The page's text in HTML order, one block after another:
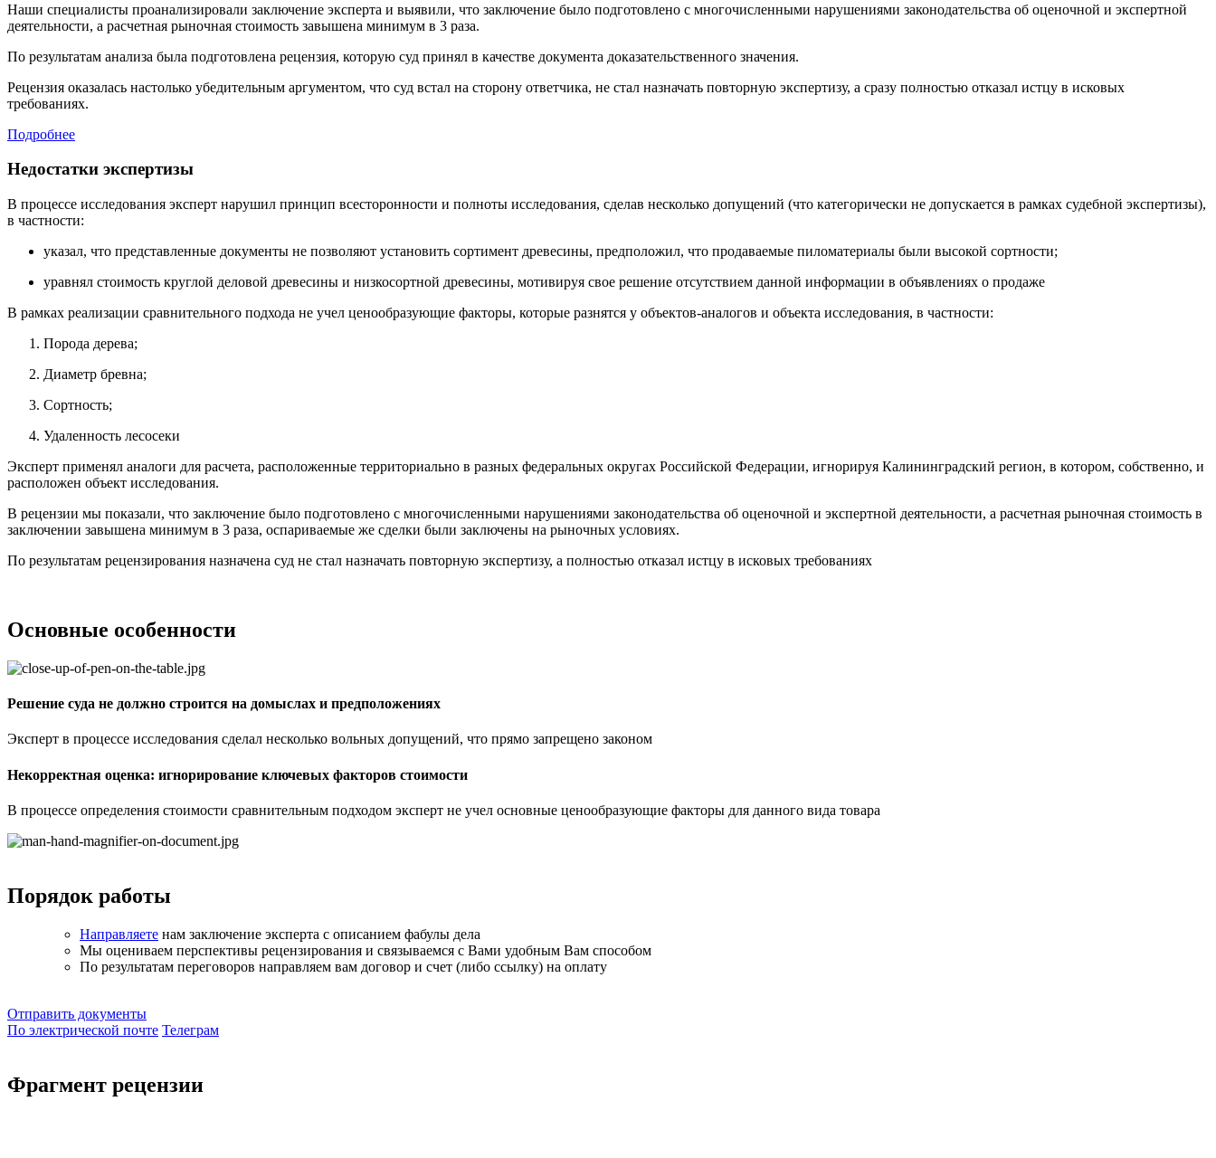
Наши специалисты проанализировали заключение эксперта и выявили, что заключение было подготовлено с многочисленными нарушениями законодательства об оценочной и экспертной
деятельности, а расчетная рыночная стоимость завышена минимум в 3 раза.
По результатам анализа была подготовлена рецензия, которую суд принял в качестве документа доказательственного значения.
Рецензия оказалась настолько убедительным аргументом, что суд встал на сторону ответчика, не стал назначать повторную экспертизу, а сразу полностью отказал истцу в исковых
требованиях.
Подробнее
Недостатки экспертизы
В процессе исследования эксперт нарушил принцип всесторонности и полноты исследования, сделав несколько допущений (что категорически не допускается в рамках судебной экспертизы),
в частности:
указал, что представленные документы не позволяют установить сортимент древесины, предположил, что продаваемые пиломатериалы были высокой сортности;
уравнял стоимость круглой деловой древесины и низкосортной древесины, мотивируя свое решение отсутствием данной информации в объявлениях о продаже
В рамках реализации сравнительного подхода не учел ценообразующие факторы, которые разнятся у объектов-аналогов и объекта исследования, в частности:
Порода дерева;
Диаметр бревна;
Сортность;
Удаленность лесосеки
Эксперт применял аналоги для расчета, расположенные территориально в разных федеральных округах Российской Федерации, игнорируя Калининградский регион, в котором, собственно, и
расположен объект исследования.
В рецензии мы показали, что заключение было подготовлено с многочисленными нарушениями законодательства об оценочной и экспертной деятельности, а расчетная рыночная стоимость в
заключении завышена минимум в 3 раза, оспариваемые же сделки были заключены на рыночных условиях.
По результатам рецензирования назначена суд не стал назначать повторную экспертизу, а полностью отказал истцу в исковых требованиях
Основные особенности
Решение суда не должно строится на домыслах и предположениях
Эксперт в процессе исследования сделал несколько вольных допущений, что прямо запрещено законом
Некорректная оценка: игнорирование ключевых факторов стоимости
В процессе определения стоимости сравнительным подходом эксперт не учел основные ценообразующие факторы для данного вида товара
Порядок работы
Направляете нам заключение эксперта с описанием фабулы дела
Мы оцениваем перспективы рецензирования и связываемся с Вами удобным Вам способом
По результатам переговоров направляем вам договор и счет (либо ссылку) на оплату
Отправить документы
По электрической почте Телеграм
Фрагмент рецензии